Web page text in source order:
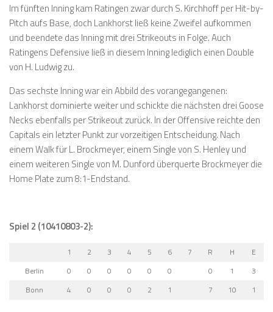
Im fünften Inning kam Ratingen zwar durch S. Kirchhoff per Hit-by-
Pitch aufs Base, doch Lankhorst ließ keine Zweifel aufkommen
und beendete das Inning mit drei Strikeouts in Folge. Auch
Ratingens Defensive ließ in diesem Inning lediglich einen Double
von H. Ludwig zu.
Das sechste Inning war ein Abbild des vorangegangenen:
Lankhorst dominierte weiter und schickte die nächsten drei Goose
Necks ebenfalls per Strikeout zurück. In der Offensive reichte den
Capitals ein letzter Punkt zur vorzeitigen Entscheidung. Nach
einem Walk für L. Brockmeyer, einem Single von S. Henley und
einem weiteren Single von M. Dunford überquerte Brockmeyer die
Home Plate zum 8:1-Endstand.
Spiel 2 (10410803-2):
1 2 3 4 5 6 7 R H
E
Berlin
0 0 0 0 0 0 0 1
3
Bonn
4 0 0 0 2 1 7 10 1